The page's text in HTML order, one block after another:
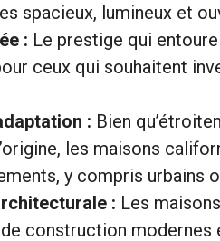
spacieux, lumineux et
: Le prestige qui
ceux qui souhaitent
: Bien
les maisons
y compris urbains
: Les
construction modernes